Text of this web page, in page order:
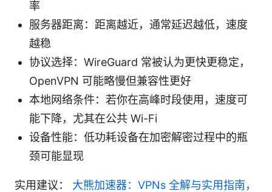
率
服务器距离：距离越近，通常延迟越低，速度
越稳
协议选择：WireGuard 常被认为更快更稳定，
OpenVPN 可能略慢但兼容性更好
本地网络条件：若你在高峰时段使用，速度可
能下降，尤其在公共 Wi-Fi
设备性能：低功耗设备在加密解密过程中的瓶
颈可能显现
实用建议： 大熊加速器：VPNs 全解与实用指南，